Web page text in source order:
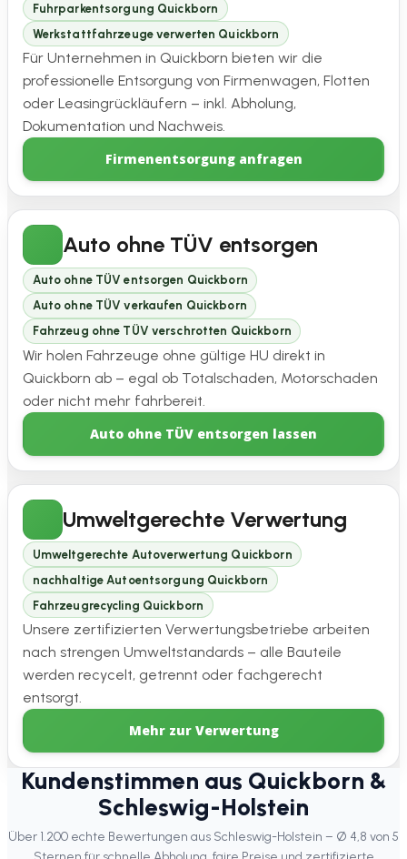
Fuhrparkentsorgung Quickborn
Werkstattfahrzeuge verwerten Quickborn
Für Unternehmen in Quickborn bieten wir die
professionelle Entsorgung von Firmenwagen, Flotten
oder Leasingrückläufern – inkl. Abholung,
Dokumentation und Nachweis.
Firmenentsorgung anfragen
Auto ohne TÜV entsorgen
Auto ohne TÜV entsorgen Quickborn
Auto ohne TÜV verkaufen Quickborn
Fahrzeug ohne TÜV verschrotten Quickborn
Wir holen Fahrzeuge ohne gültige HU direkt in
Quickborn ab – egal ob Totalschaden, Motorschaden
oder nicht mehr fahrbereit.
Auto ohne TÜV entsorgen lassen
Umweltgerechte Verwertung
Umweltgerechte Autoverwertung Quickborn
nachhaltige Autoentsorgung Quickborn
Fahrzeugrecycling Quickborn
Unsere zertifizierten Verwertungsbetriebe arbeiten
nach strengen Umweltstandards – alle Bauteile
werden recycelt, getrennt oder fachgerecht
entsorgt.
Mehr zur Verwertung
Kundenstimmen aus Quickborn &
Schleswig-Holstein
Über 1.200 echte Bewertungen aus Schleswig-Holstein – Ø 4,8 von 5